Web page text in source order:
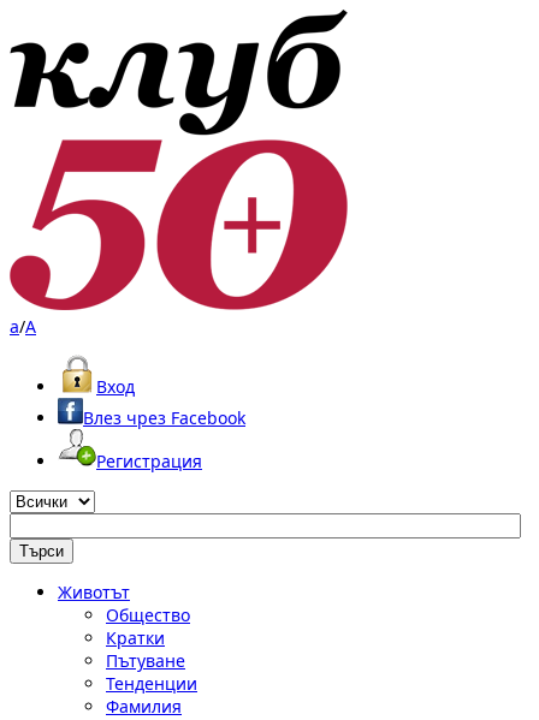
a/A
Вход
Влез чрез Facebook
Регистрация
Животът
Общество
Кратки
Пътуване
Тенденции
Фамилия